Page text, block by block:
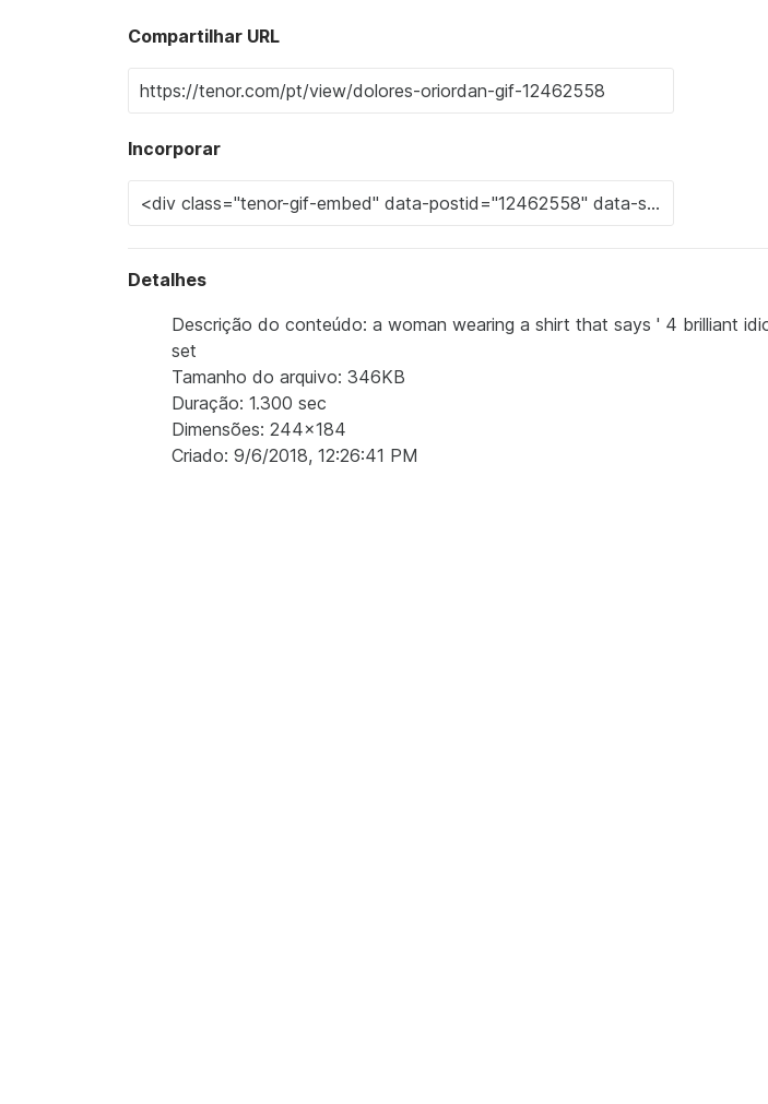
Compartilhar URL
Incorporar
Detalhes
Descrição do conteúdo: a woman wearing a shirt that says ' 4 brilliant
set
Tamanho do arquivo: 346KB
Duração: 1.300 sec
Dimensões: 244x184
Criado: 9/6/2018, 12:26:41 PM